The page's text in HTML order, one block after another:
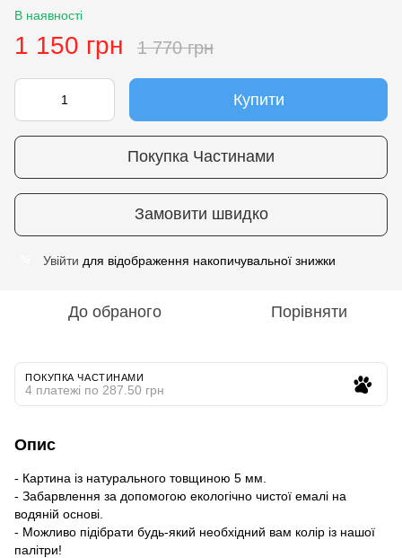
В наявності
1 150 грн 1 770 грн
Купити
Покупка Частинами
Замовити швидко
Увійти для відображення накопичувальної знижки
До обраного Порівняти
ПОКУПКА ЧАСТИНАМИ
4 платежі по 287.50 грн
Опис
- Картина із натурального товщиною 5 мм.
- Забарвлення за допомогою екологічно чистої емалі на
водяній основі.
- Можливо підібрати будь-який необхідний вам колір із нашої
палітри!